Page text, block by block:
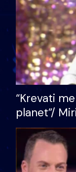
“Krevati
planet”/
bukura në
mungojë